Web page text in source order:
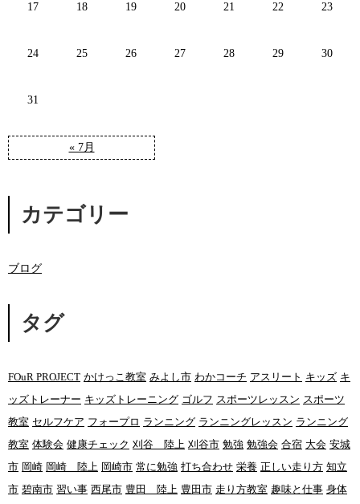
« 7月
17 18 19 20 21 22 23
24 25 26 27 28 29 30
31
カテゴリー
ブログ
タグ
FOuR PROJECT かけっこ教室 みよし市 わかコーチ アスリート キッズ キ
ッズトレーナー キッズトレーニング ゴルフ スポーツレッスン スポーツ
教室 セルフケア フォープロ ランニング ランニングレッスン ランニング
教室 体験会 健康チェック 刈谷 陸上 刈谷市 勉強 勉強会 合宿 大会 安城
市 岡崎 岡崎 陸上 岡崎市 常に勉強 打ち合わせ 栄養 正しい走り方 知立
市 碧南市 習い事 西尾市 豊田 陸上 豊田市 走り方教室 趣味と仕事 身体